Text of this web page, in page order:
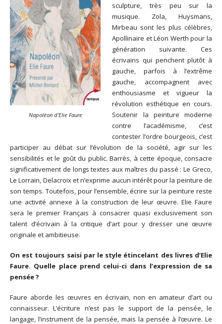
Napoléon d’Elie Faure
sculpture, très peu sur la
musique. Zola, Huysmans,
Mirbeau sont les plus célèbres,
Apollinaire et Léon Werth pour la
génération suivante. Ces
écrivains qui penchent plutôt à
gauche, parfois à l’extrême
gauche, accompagnent avec
enthousiasme et vigueur la
révolution esthétique en cours.
Soutenir la peinture moderne
contre l’académisme, c’est
contester l’ordre bourgeois, c’est
participer au débat sur l’évolution de la société, agir sur les
sensibilités et le goût du public. Barrès, à cette époque, consacre
significativement de longs textes aux maîtres du passé : Le Greco,
Le Lorrain, Delacroix et n’exprime aucun intérêt pour la peinture de
son temps. Toutefois, pour l’ensemble, écrire sur la peinture reste
une activité annexe à la construction de leur œuvre. Elie Faure
sera le premier Français à consacrer quasi exclusivement son
talent d’écrivain à la critique d’art pour y dresser une œuvre
originale et ambitieuse.
On est toujours saisi par le style étincelant des livres d’Elie
Faure. Quelle place prend celui-ci dans l’expression de sa
pensée ?
Faure aborde les œuvres en écrivain, non en amateur d’art ou
connaisseur. L’écriture n’est pas le support de la pensée, le
langage, l’instrument de la pensée, mais la pensée à l’œuvre. Le